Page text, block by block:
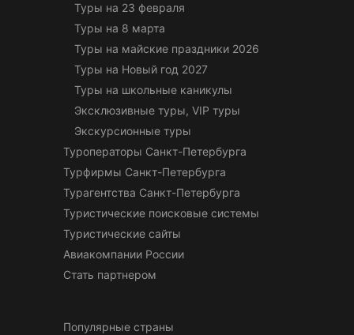
Туры на 23 февраля
Туры на 8 марта
Туры на майские праздники 2026
Туры на Новый год 2027
Туры на школьные каникулы
Эксклюзивные туры, VIP туры
Экскурсионные туры
Туроператоры Санкт-Петербурга
Турфирмы Санкт-Петербурга
Турагентства Санкт-Петербурга
Туристические поисковые системы
Туристические сайты
Авиакомпании России
Стать партнером
Популярные страны